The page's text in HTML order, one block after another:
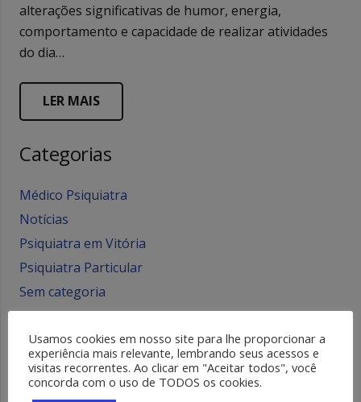
alterações significativas de humor, energia,
comportamento e capacidade de realizar atividades
do dia…
LER MAIS
Categorias
Médico Psiquiatra
Notícias
Psiquiatra em Vitória
Psiquiatra Particular
Sem categoria
Transtorno Bipolar
Transtornos Alimentares
Transtornos Mentais
Tratamento Ansiedade
Usamos cookies em nosso site para lhe proporcionar a
experiência mais relevante, lembrando seus acessos e
visitas recorrentes. Ao clicar em "Aceitar todos", você
concorda com o uso de TODOS os cookies.